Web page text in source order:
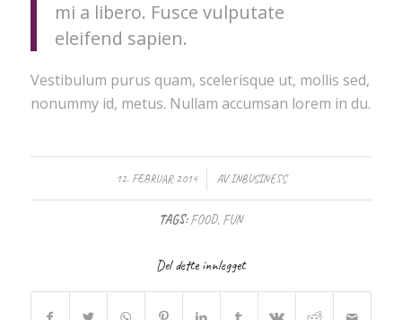
mi a libero. Fusce vulputate
eleifend sapien.
Vestibulum purus quam, scelerisque ut, mollis sed,
nonummy id, metus. Nullam accumsan lorem in du.
12. FEBRUAR 2014
/ AVINBUSINESS
TAGS:FOOD, FUN
Del dette innlegget